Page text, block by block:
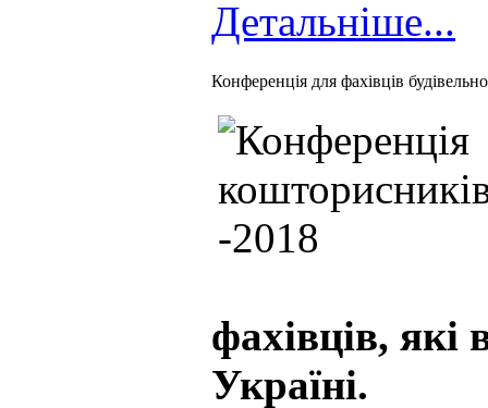
Детальніше...
Конференція для фахівців
фахівців, які
Україні.